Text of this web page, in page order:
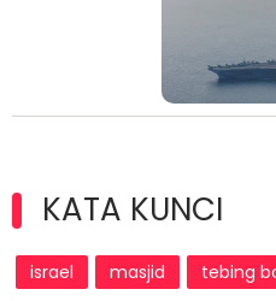
KATA KUNCI
israel masjid tebing